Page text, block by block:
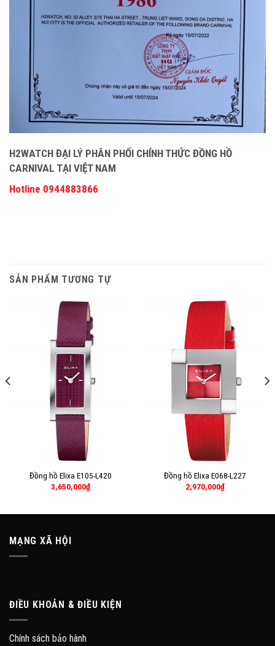
H2WATCH ĐẠI LÝ PHÂN PHỐI CHÍNH THỨC ĐỒNG HỒ
CARNIVAL TẠI VIỆT NAM
Hotline 0944883866
SẢN PHẨM TƯƠNG TỰ
Đồng hồ Elixa E105-L420
3,650,000₫
Đồng hồ Elixa E068-L227
2,970,000₫
MẠNG XÃ HỘI
ĐIỀU KHOẢN & ĐIỀU KIỆN
Chính sách bảo hành